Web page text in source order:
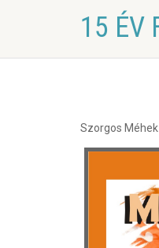
15 ÉV
Szorgos